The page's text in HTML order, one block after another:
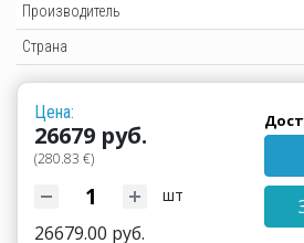
Производитель
Страна
Цена:
26679 руб.
(280.83 €)
шт
26679.00 руб.